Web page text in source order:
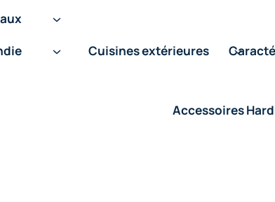
Cuisines extérieures
Accessoires